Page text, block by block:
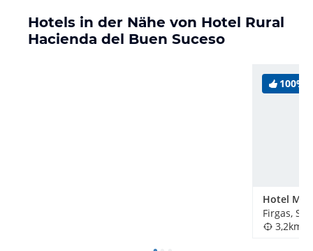
Hotels in der Nähe von Hotel Rural
Hacienda del Buen Suceso
100%
Hotel
Firgas,
3,2km